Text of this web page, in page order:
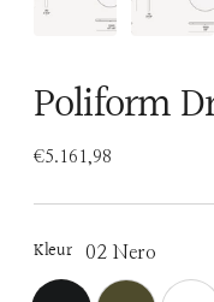
Poliform
€5.161,98
Normale
Kleur 02 Nero